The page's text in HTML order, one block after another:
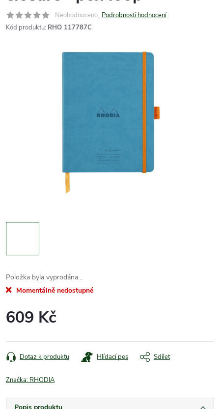
Neohodnoceno Podrobnosti hodnocení
Kód produktu: RHO 117787C
Položka byla vyprodána…
Momentálně nedostupné
609 Kč
cena:
Dotaz k produktu Hlídací pes Sdílet
Značka: RHODIA
Popis produktu